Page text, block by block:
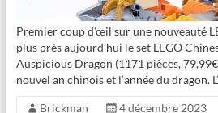
Premier coup d’œil sur une nouveauté
plus près aujourd’hui le set LEGO
Auspicious Dragon (1171 pièces,
nouvel an chinois et l’année du dragon.
Brickman
4 décembre 2023